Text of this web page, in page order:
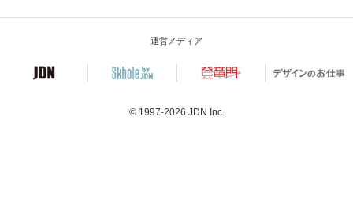
運営メディア
© 1997-2026 JDN Inc.